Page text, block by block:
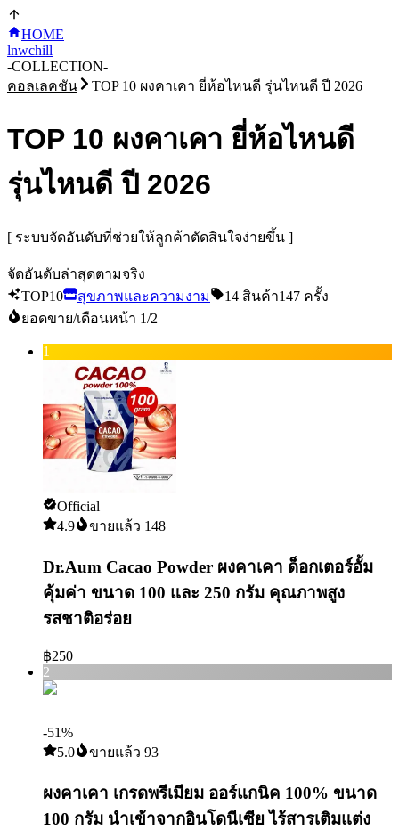
HOME
lnwchill
-COLLECTION-
คอลเลคชัน
TOP 10 ผงคาเคา ยี่ห้อไหนดี รุ่นไหนดี ปี 2026
TOP 10 ผงคาเคา ยี่ห้อไหนดี
รุ่นไหนดี ปี 2026
[ ระบบจัดอันดับที่ช่วยให้ลูกค้าตัดสินใจง่ายขึ้น ]
จัดอันดับล่าสุดตามจริง
TOP10
สุขภาพและความงาม 14 สินค้า147 ครั้ง
ยอดขาย/เดือนหน้า 1/2
1
Official
4.9
ขายแล้ว 148
Dr.Aum Cacao Powder ผงคาเคา ด็อกเตอร์อั้ม
คุ้มค่า ขนาด 100 และ 250 กรัม คุณภาพสูง
รสชาติอร่อย
฿250
2
-51%
5.0
ขายแล้ว 93
ผงคาเคา เกรดพรีเมียม ออร์แกนิค 100% ขนาด
100 กรัม นำเข้าจากอินโดนีเซีย ไร้สารเติมแต่ง